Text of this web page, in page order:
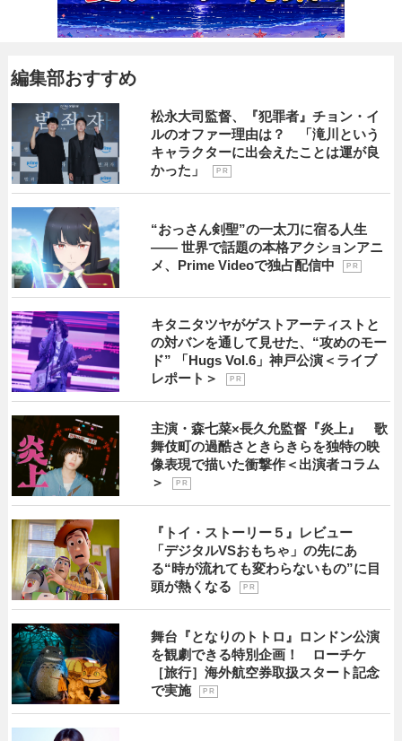
編集部おすすめ
松永大司監督、『犯罪者』チョン・イ
ルのオファー理由は？ 「滝川という
キャラクターに出会えたことは運が良
かった」
P R
“おっさん剣聖”の一太刀に宿る人生
―― 世界で話題の本格アクションアニ
メ、Prime Videoで独占配信中
P R
キタニタツヤがゲストアーティストと
の対バンを通して見せた、“攻めのモー
ド” 「Hugs Vol.6」神戸公演＜ライブ
レポート＞
P R
主演・森七菜×長久允監督『炎上』 歌
舞伎町の過酷さときらきらを独特の映
像表現で描いた衝撃作＜出演者コラム
＞
P R
『トイ・ストーリー５』レビュー
「デジタルVSおもちゃ」の先にあ
る“時が流れても変わらないもの”に目
頭が熱くなる
P R
舞台『となりのトトロ』ロンドン公演
を観劇できる特別企画！ ローチケ
［旅行］海外航空券取扱スタート記念
で実施
P R